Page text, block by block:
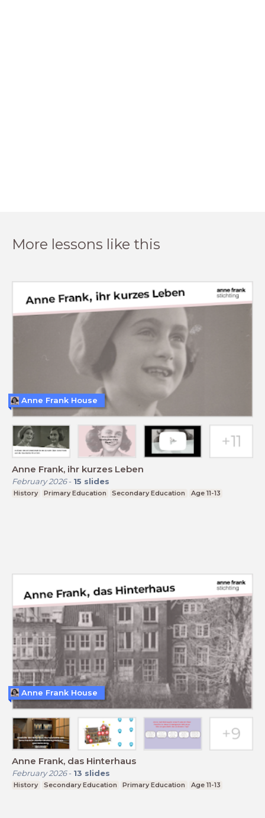
More lessons like this
Anne Frank, ihr kurzes Leben
February 2026- 15 slides
History Primary Education Secondary Education Age 11-13
Anne Frank House
Anne Frank, das Hinterhaus
February 2026- 13 slides
History Secondary Education Primary Education Age 11-13
Anne Frank House